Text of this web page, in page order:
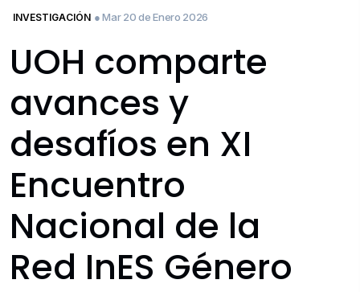
INVESTIGACIÓN ● Mar 20 de Enero 2026
UOH comparte
avances y
desafíos en XI
Encuentro
Nacional de la
Red InES Género